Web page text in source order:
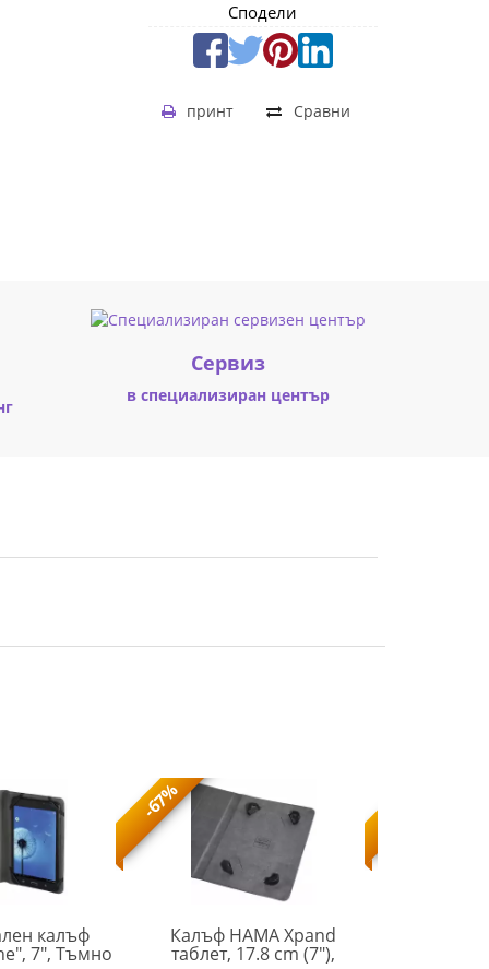
Сподели
Сравни
принт
Cервиз
в специализиран център
калъф
7", Тъмно
-67%
Калъф HAMA Xpand
таблет, 17.8 cm (7"),